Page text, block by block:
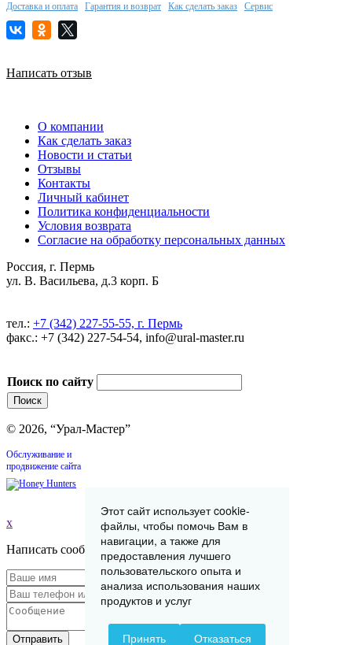
Доставка и оплата Гарантия и возврат Как сделать заказ Сервис
Написать отзыв
О компании
Как сделать заказ
Новости и статьи
Отзывы
Контакты
Личный кабинет
Политика конфиденциальности
Условия возврата
Согласие на обработку персональных данных
Россия, г. Пермь
ул. В. Васильева, д.3 корп. Б
тел.: +7 (342) 227-55-55, г. Пермь
факс.: +7 (342) 227-54-54, info@ural-master.ru
Поиск по сайту
© 2026, “Урал-Мастер”
Обслуживание и
продвижение сайта
x
Написать сообщение
Отправить
Этот сайт использует cookie-
файлы, чтобы помочь Вам в
навигации, а также для
предоставления лучшего
пользовательского опыта и
анализа использования наших
продуктов и услуг
Принять Отказаться